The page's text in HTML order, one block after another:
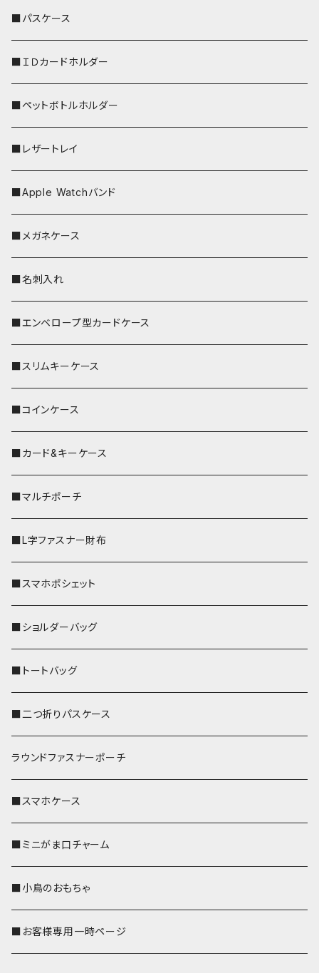
リールのみ
ストラップ付
■パスケース
■ＩＤカードホルダー
■ペットボトルホルダー
■レザートレイ
■Apple Watchバンド
■メガネケース
■名刺入れ
■エンベロープ型カードケース
■スリムキーケース
■コインケース
■カード&キーケース
■マルチポーチ
■L字ファスナー財布
■スマホポシェット
■ショルダーバッグ
■トートバッグ
■二つ折りパスケース
ラウンドファスナーポーチ
■スマホケース
■ミニがま口チャーム
■小鳥のおもちゃ
■お客様専用一時ページ